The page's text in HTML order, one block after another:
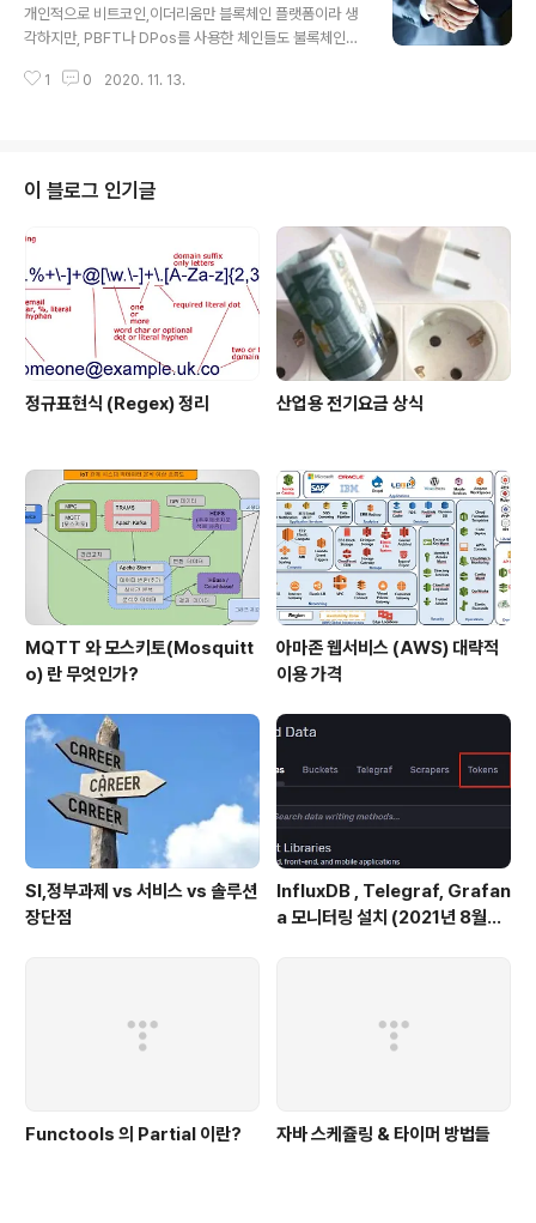
개인적으로 비트코인,이더리움만 블록체인 플랫폼이라 생
각하지만, PBFT나 DPos를 사용한 체인들도 불록체인이
트워크 참여가 제한된 콘소시엄형 블록체인 (분산장부라고
분위기인거 같기도 하다. 당장의 호구지책도 중요하니까.
가끔 분산장부와 분산DB가 무슨 차이냐라고 묻는 사람이
있는데 이것도 큰 차이가 있는데, 첫째 악의의 노드(비잔
틴)를 감안하냐, 둘째 불변이 필수적인 데이터만 저장되느
냐, 마지막 세째가 바로 여기서 심플하게 이야기할 거버넌
스 문제이다. 최근 공공기관이라든지 여러 블록체..
1 0 2020. 11. 13.
이 블로그 인기글
정규표현식 (Regex) 정리 산업용 전기요금 상식
MQTT 와 모스키토(Mosquitt
o) 란 무엇인가?
아마존 웹서비스 (AWS) 대략적
이용 가격
SI,정부과제 vs 서비스 vs 솔루션
장단점
InfluxDB , Telegraf, Grafan
a 모니터링 설치 (2021년 8월기
Functools 의 Partial 이란? 자바 스케쥴링 & 타이머 방법들